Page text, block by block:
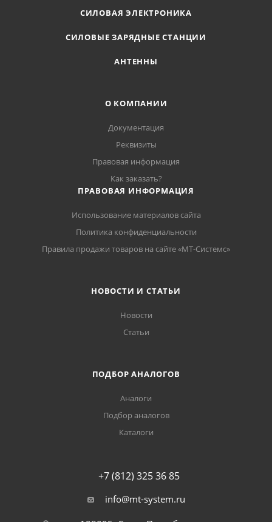
СИЛОВАЯ ЭЛЕКТРОНИКА
СИЛОВЫЕ ЗАРЯДНЫЕ СТАНЦИИ
АНТЕННЫ
О КОМПАНИИ
Документация
Реквизиты
Правовая информация
Как заказать?
ПРАВОВАЯ ИНФОРМАЦИЯ
Использование материалов сайта
Политика конфиденциальности
Правила продажи товаров на сайте «МТ-Системс»
НОВОСТИ И СТАТЬИ
Новости
Статьи
ПОДБОР АНАЛОГОВ
Аналоги
Подбор аналогов
Каталоги
+7 (812) 325 36 85
info@mt-system.ru